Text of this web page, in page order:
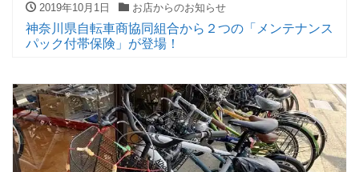
2019年10月1日 お店からのお知らせ
神奈川県自転車商協同組合から２つの「メンテナンス
パック付帯保険」が登場！